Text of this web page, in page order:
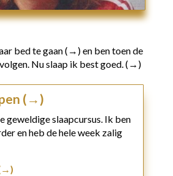
bed te gaan (→)en ben toen de
Nu slaap ik best goed. (→)
(→)
geweldige slaapcursus. Ik ben
en heb de hele week zalig